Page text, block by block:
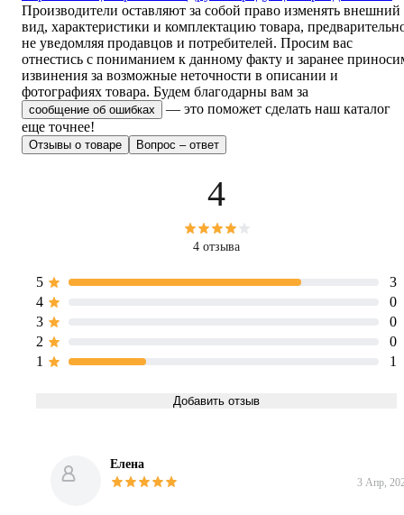
Производители оставляют за собой право изменять внешний
вид, характеристики и комплектацию товара,
не уведомляя продавцов и потребителей. Просим вас
отнестись с пониманием к данному факту и заранее
извинения за возможные неточности в описании и
фотографиях товара. Будем благодарны вам за
сообщение об ошибках
— это поможет сделать наш каталог
еще точнее!
Отзывы о товаре Вопрос – ответ
4
4 отзыва
5
3
4
0
3
0
2
0
1
1
Добавить отзыв
Елена
3 Апр,